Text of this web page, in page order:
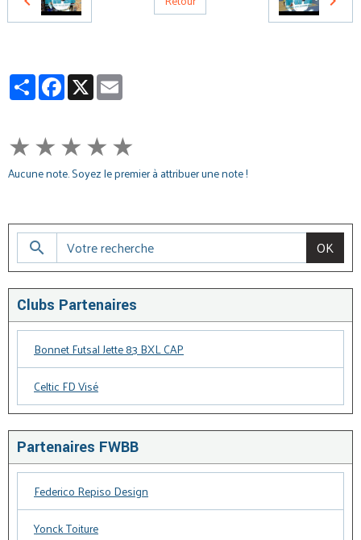
PartagerFacebook
X
★★★★★
Aucune note. Soyez le premier à attribuer une note !
OK
Clubs Partenaires
Bonnet Futsal Jette 83 BXL CAP
Celtic FD Visé
Partenaires FWBB
Federico Repiso Design
Yonck Toiture